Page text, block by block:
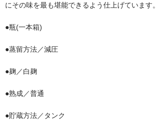
にその味を最も堪能できるよう仕上げています。
●瓶(一本箱)
●蒸留方法／減圧
●麹／白麹
●熟成／普通
●貯蔵方法／タンク